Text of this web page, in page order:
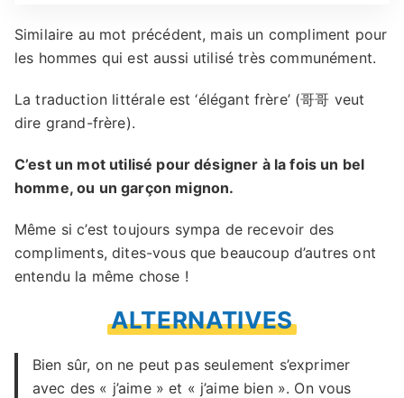
Similaire au mot précédent, mais un compliment pour
les hommes qui est aussi utilisé très communément.
La traduction littérale est ‘élégant frère’ (哥哥 veut
dire grand-frère).
C’est un mot utilisé pour désigner à la fois un bel
homme, ou un garçon mignon.
Même si c’est toujours sympa de recevoir des
compliments, dites-vous que beaucoup d’autres ont
entendu la même chose !
ALTERNATIVES
Bien sûr, on ne peut pas seulement s’exprimer
avec des « j’aime » et « j’aime bien ». On vous